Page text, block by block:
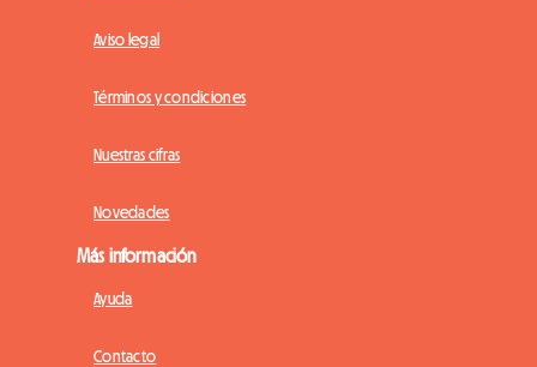
Aviso legal
Términos y condiciones
Nuestras cifras
Novedades
Más información
Ayuda
Contacto